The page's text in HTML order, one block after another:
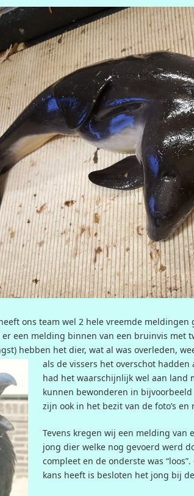
ons team wel 2 hele vreemde meldingen
er een melding binnen van een bruinvis met
hebben het dier, wat al was overleden,
als de vissers het overschot
had het waarschijnlijk wel aan land
kunnen bewonderen in
zijn ook in het bezit van de foto’s
Tevens kregen wij een melding van
jong dier welke nog gevoerd werd
compleet en de onderste was
kans heeft is besloten het jong bij